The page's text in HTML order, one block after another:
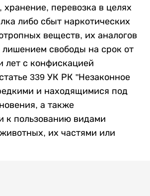
хранение, перевозка в целях
либо сбыт наркотических
веществ, их аналогов
лишением свободы на срок от
лет с конфискацией
339 УК РК "Незаконное
и находящимися под
а также
к пользованию видами
их частями или